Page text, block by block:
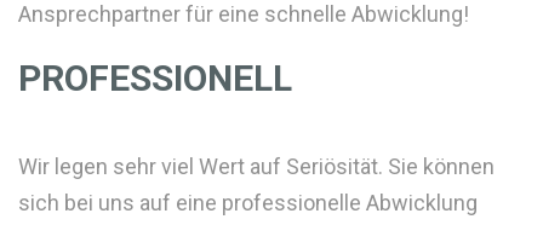
Ansprechpartner für eine schnelle Abwicklung!
PROFESSIONELL
Wir legen sehr viel Wert auf Seriösität. Sie können
sich bei uns auf eine professionelle Abwicklung